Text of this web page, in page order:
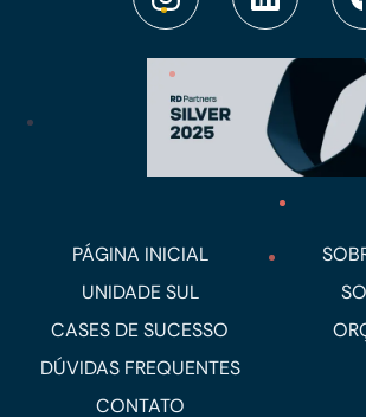
PÁGINA INICIAL
UNIDADE SUL
CASES DE SUCESSO
DÚVIDAS FREQUENTES
CONTATO